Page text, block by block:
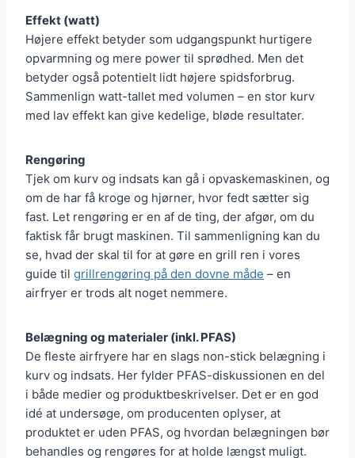
Effekt (watt)
Højere effekt betyder som udgangspunkt hurtigere
opvarmning og mere power til sprødhed. Men det
betyder også potentielt lidt højere spidsforbrug.
Sammenlign watt-tallet med volumen – en stor kurv
med lav effekt kan give kedelige, bløde resultater.
Rengøring
Tjek om kurv og indsats kan gå i opvaskemaskinen, og
om de har få kroge og hjørner, hvor fedt sætter sig
fast. Let rengøring er en af de ting, der afgør, om du
faktisk får brugt maskinen. Til sammenligning kan du
se, hvad der skal til for at gøre en grill ren i vores
guide til grillrengøring på den dovne måde – en
airfryer er trods alt noget nemmere.
Belægning og materialer (inkl. PFAS)
De fleste airfryere har en slags non-stick belægning i
kurv og indsats. Her fylder PFAS-diskussionen en del
i både medier og produktbeskrivelser. Det er en god
idé at undersøge, om producenten oplyser, at
produktet er uden PFAS, og hvordan belægningen bør
behandles og rengøres for at holde længst muligt.